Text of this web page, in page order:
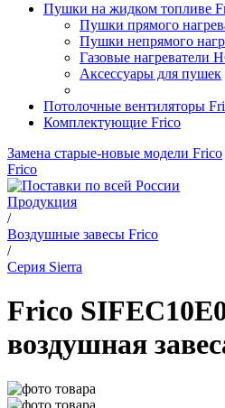
Пушки на жидком топливе
Пушки прямого
Пушки непрямого
Газовые нагреватели
Аксессуары для пушек
Потолочные вентиляторы
Комплектующие Frico
Замена старые-новые модели Frico
Frico
Продукция
/
Воздушные завесы Frico
/
Серия Sierra
Frico
воздушная